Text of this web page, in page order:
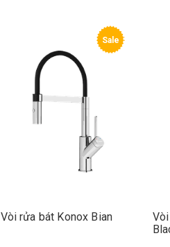
Sale
Vòi rửa bát Konox Bian